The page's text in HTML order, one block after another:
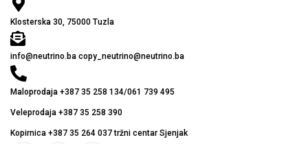
Klosterska 30, 75000 Tuzla
info@neutrino.ba copy_neutrino@neutrino.ba
Maloprodaja +387 35 258 134/061 739 495
Veleprodaja +387 35 258 390
Kopirnica +387 35 264 037 tržni centar Sjenjak